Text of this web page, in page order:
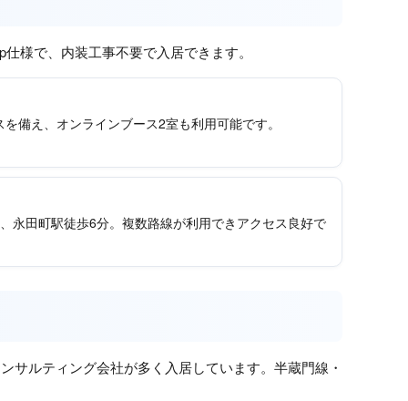
様で、内装工事不要で入居できます。
備え、オンラインブース2室も利用可能です。
永田町駅徒歩6分。複数路線が利用できアクセス良好で
ルティング会社が多く入居しています。半蔵門線・